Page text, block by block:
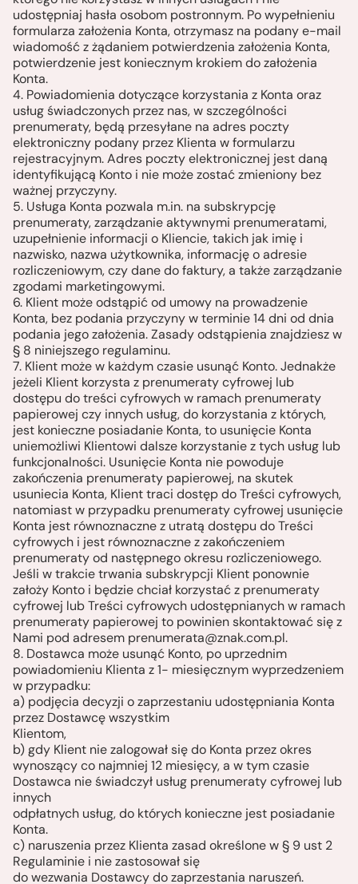
udostępniaj hasła osobom postronnym. Po wypełnieniu
formularza założenia Konta, otrzymasz na podany e-mail
wiadomość z żądaniem potwierdzenia założenia Konta,
potwierdzenie jest koniecznym krokiem do założenia
Konta.
4. Powiadomienia dotyczące korzystania z Konta oraz
usług świadczonych przez nas, w szczególności
prenumeraty, będą przesyłane na adres poczty
elektroniczny podany przez Klienta w formularzu
rejestracyjnym. Adres poczty elektronicznej jest daną
identyfikującą Konto i nie może zostać zmieniony bez
ważnej przyczyny.
5. Usługa Konta pozwala m.in. na subskrypcję
prenumeraty, zarządzanie aktywnymi prenumeratami,
uzupełnienie informacji o Kliencie, takich jak imię i
nazwisko, nazwa użytkownika, informację o adresie
rozliczeniowym, czy dane do faktury, a także zarządzanie
zgodami marketingowymi.
6. Klient może odstąpić od umowy na prowadzenie
Konta, bez podania przyczyny w terminie 14 dni od dnia
podania jego założenia. Zasady odstąpienia znajdziesz w
§ 8 niniejszego regulaminu.
7. Klient może w każdym czasie usunąć Konto. Jednakże
jeżeli Klient korzysta z prenumeraty cyfrowej lub
dostępu do treści cyfrowych w ramach prenumeraty
papierowej czy innych usług, do korzystania z których,
jest konieczne posiadanie Konta, to usunięcie Konta
uniemożliwi Klientowi dalsze korzystanie z tych usług lub
funkcjonalności. Usunięcie Konta nie powoduje
zakończenia prenumeraty papierowej, na skutek
usuniecia Konta, Klient traci dostęp do Treści cyfrowych,
natomiast w przypadku prenumeraty cyfrowej usunięcie
Konta jest równoznaczne z utratą dostępu do Treści
cyfrowych i jest równoznaczne z zakończeniem
prenumeraty od następnego okresu rozliczeniowego.
Jeśli w trakcie trwania subskrypcji Klient ponownie
założy Konto i będzie chciał korzystać z prenumeraty
cyfrowej lub Treści cyfrowych udostępnianych w ramach
prenumeraty papierowej to powinien skontaktować się z
Nami pod adresem prenumerata@znak.com.pl.
8. Dostawca może usunąć Konto, po uprzednim
powiadomieniu Klienta z 1- miesięcznym wyprzedzeniem
w przypadku:
a) podjęcia decyzji o zaprzestaniu udostępniania Konta
przez Dostawcę wszystkim
Klientom,
b) gdy Klient nie zalogował się do Konta przez okres
wynoszący co najmniej 12 miesięcy, a w tym czasie
Dostawca nie świadczył usług prenumeraty cyfrowej lub
innych
odpłatnych usług, do których konieczne jest posiadanie
Konta.
c) naruszenia przez Klienta zasad określone w § 9 ust 2
Regulaminie i nie zastosował się
do wezwania Dostawcy do zaprzestania naruszeń.